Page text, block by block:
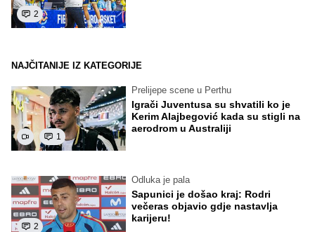
2
NAJČITANIJE IZ KATEGORIJE
1
Prelijepe scene u Perthu
Igrači Juventusa su shvatili ko je
Kerim Alajbegović kada su stigli na
aerodrom u Australiji
2
Odluka je pala
Sapunici je došao kraj: Rodri
večeras objavio gdje nastavlja
karijeru!